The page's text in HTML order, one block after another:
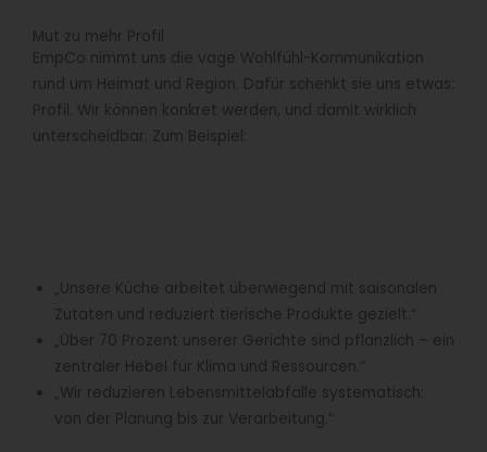
Mut zu mehr Profil
EmpCo nimmt uns die vage Wohlfühl-Kommunikation
rund um Heimat und Region. Dafür schenkt sie uns etwas:
Profil. Wir können konkret werden, und damit wirklich
unterscheidbar. Zum Beispiel:
„Unsere Küche arbeitet überwiegend mit saisonalen
Zutaten und reduziert tierische Produkte gezielt.“
„Über 70 Prozent unserer Gerichte sind pflanzlich – ein
zentraler Hebel für Klima und Ressourcen.“
„Wir reduzieren Lebensmittelabfälle systematisch:
von der Planung bis zur Verarbeitung.“